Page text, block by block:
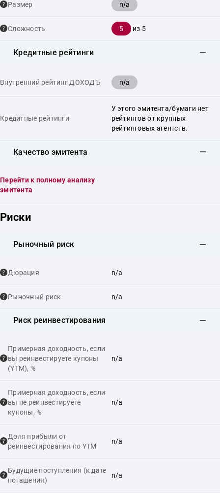
Размер n/a
Сложность 5 из 5
Кредитные рейтинги
Внутренний рейтинг ДОХОДЪ n/a
Кредитные рейтинги
У этого эмитента/бумаги нет
рейтингов от крупных
рейтинговых агентств.
Качество эмитента
Перейти к полному анализу
эмитента
Риски
Рыночный риск
Дюрация n/a
Рыночный риск n/a
Риск реинвестирования
Примерная доходность, если
вы реинвестируете купоны
(YTM), %
n/a
Примерная доходность, если
вы не реинвестируете
купоны, %
n/a
Доля прибыли от
реинвестирования по YTM
n/a
Будущие поступления (к дате
погашения)
n/a